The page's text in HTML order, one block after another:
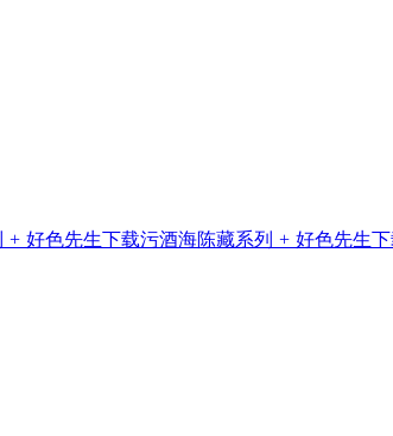
+ 好色先生下载污酒海陈藏系列 + 好色先生